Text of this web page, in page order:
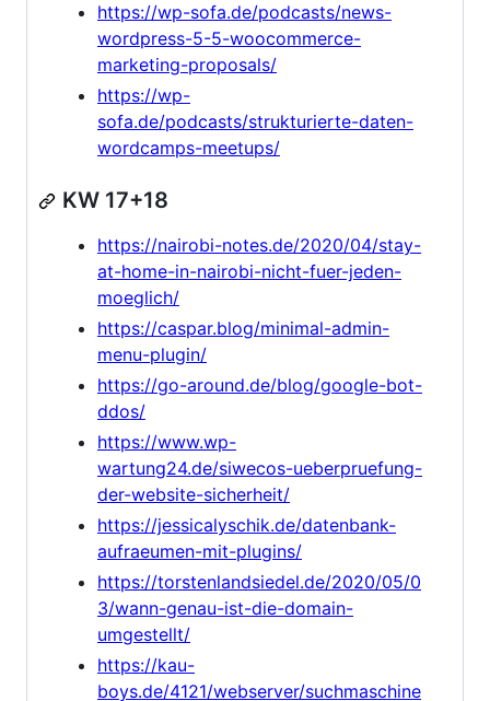
https://wp-sofa.de/podcasts/news-
wordpress-5-5-woocommerce-
marketing-proposals/
https://wp-
sofa.de/podcasts/strukturierte-daten-
wordcamps-meetups/
KW 17+18
https://nairobi-notes.de/2020/04/stay-
at-home-in-nairobi-nicht-fuer-jeden-
moeglich/
https://caspar.blog/minimal-admin-
menu-plugin/
https://go-around.de/blog/google-bot-
ddos/
https://www.wp-
wartung24.de/siwecos-ueberpruefung-
der-website-sicherheit/
https://jessicalyschik.de/datenbank-
aufraeumen-mit-plugins/
https://torstenlandsiedel.de/2020/05/0
3/wann-genau-ist-die-domain-
umgestellt/
https://kau-
boys.de/4121/webserver/suchmaschine